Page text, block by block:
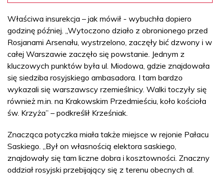
Właściwa insurekcja – jak mówił - wybuchła dopiero
godzinę później. „Wytoczono działo z obronionego przed
Rosjanami Arsenału, wystrzelono, zaczęły bić dzwony i w
całej Warszawie zaczęło się powstanie. Jednym z
kluczowych punktów była ul. Miodowa, gdzie znajdowała
się siedziba rosyjskiego ambasadora. I tam bardzo
wykazali się warszawscy rzemieślnicy. Walki toczyły się
również m.in. na Krakowskim Przedmieściu, koło kościoła
św. Krzyża” – podkreślił Krześniak.
Znacząca potyczka miała także miejsce w rejonie Pałacu
Saskiego. „Był on własnością elektora saskiego,
znajdowały się tam liczne dobra i kosztowności. Znaczny
oddział rosyjski przebijający się z terenu obecnych al.